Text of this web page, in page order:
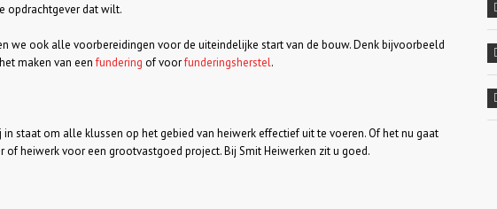
opdrachtgever dat wilt.
we ook alle voorbereidingen voor de uiteindelijke start van de bouw. Denk bijvoorbeeld
maken van eenfundering of voorfunderingsherstel.
staat om alle klussen op het gebied van heiwerk effectief uit te voeren. Of het nu gaat
heiwerk voor een grootvastgoed project. Bij Smit Heiwerken zit u goed.